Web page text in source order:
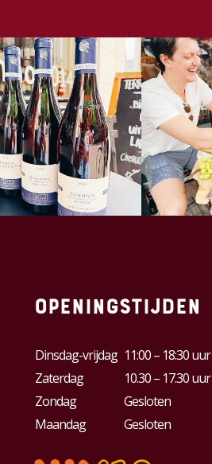
Openingstijden
Dinsdag-vrijdag 11:00 – 18:30 uur
Zaterdag
10.30 – 17.30 uur
Zondag
Gesloten
Maandag
Gesloten